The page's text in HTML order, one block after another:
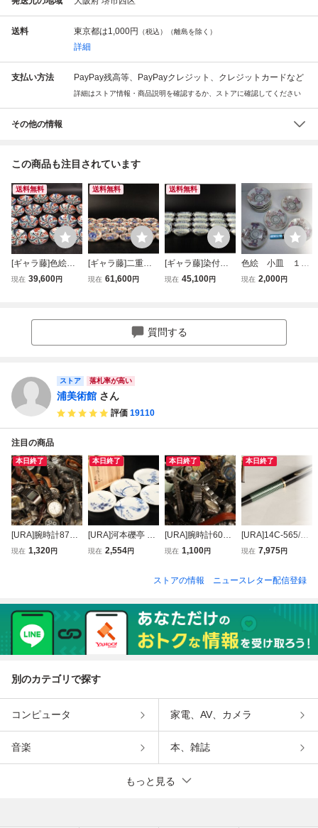
送料 東京都は1,000円 （税込）（離島を除く）
詳細
支払い方法 PayPay残高等、PayPayクレジット、クレジットカードなど
詳細はストア情報・商品説明を確認するか、ストアに確認してください
その他の情報
この商品も注目されています
送料無料
[ギャラ藤]色絵金
彩花雲文小皿19
現在 39,600円
送料無料
[ギャラ藤]二重角
福/染付色絵金彩花
石料理/懐石道具
現在 61,600円
送料無料
[ギャラ藤]染付山
水賢人文稜花形皿
和食/飾物/懐石/時
代物
現在 45,100円
色絵 小皿 １０
枚 獅子
現在 2,000円
質問する
ストア 落札率が高い
浦美術館 さん
評価 19110
注目の商品
本日終了
[URA]腕時計87点/
総重量3300g/9-8-
現在 1,320円
本日終了
[URA]河本礫亭 造/
青華絵変小皿5客/
石道具
現在 2,554円
本日終了
[URA]腕時計60点/
総重量2566g/9-8-
h/ベルト/アクセサ
現在 1,100円
本日終了
[URA]14C-565/Pe
likan(ペリカン)万
ンク/筆記具/文具/f
現在 7,975円
ストアの情報 ニュースレター配信登録
別のカテゴリで探す
コンピュータ 家電、AV、カメラ
音楽 本、雑誌
もっと見る